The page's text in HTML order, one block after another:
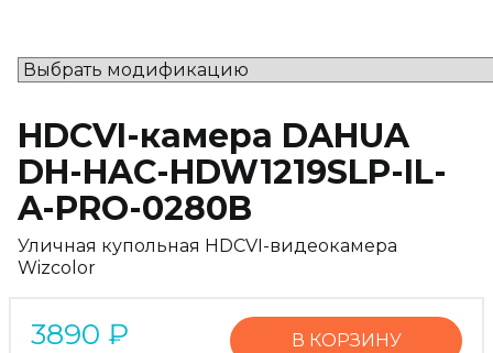
HDCVI-камера DAHUA
DH-HAC-HDW1219SLP-IL-
A-PRO-0280B
Уличная купольная HDCVI-видеокамера
Wizcolor
3890 ₽ В КОРЗИНУ